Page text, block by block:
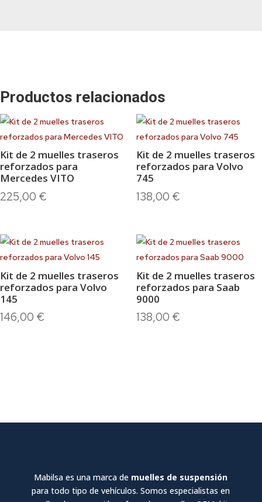
Productos relacionados
Kit de 2 muelles traseros
reforzados para
Mercedes VITO
225,00 €
Kit de 2 muelles traseros
reforzados para Volvo
745
138,00 €
Kit de 2 muelles traseros
reforzados para Volvo
145
146,00 €
Kit de 2 muelles traseros
reforzados para Saab
9000
138,00 €
Mabilsa es una marca de muelles de suspensión
para todo tipo de vehículos. Somos especialistas en